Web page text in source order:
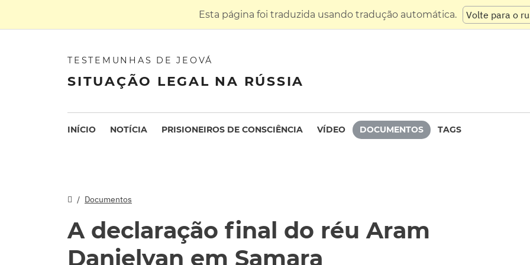
Esta página foi traduzida usando tradução automática. Volte para o
TESTEMUNHAS DE JEOVÁ
SITUAÇÃO LEGAL NA RÚSSIA
INÍCIO NOTÍCIA PRISIONEIROS DE CONSCIÊNCIA VÍDEO DOCUMENTOS TAGS
Documentos
A declaração final do réu Aram
Danielyan em Samara